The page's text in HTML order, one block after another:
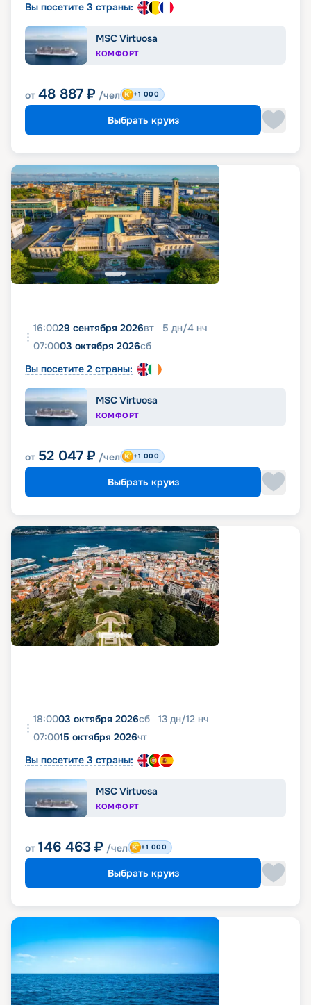
Вы посетите 3 страны:
MSC Virtuosa
КОМФОРТ
от 48 887 ₽ /чел +1 000
Выбрать круиз
16:0029 сентября 2026вт 5 дн/4 нч
07:0003 октября 2026сб
Вы посетите 2 страны:
MSC Virtuosa
КОМФОРТ
от 52 047 ₽ /чел +1 000
Выбрать круиз
18:0003 октября 2026сб 13 дн/12 нч
07:0015 октября 2026чт
Вы посетите 3 страны:
MSC Virtuosa
КОМФОРТ
от 146 463 ₽ /чел +1 000
Выбрать круиз